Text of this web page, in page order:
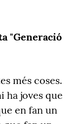
"Generació
més coses.
ha joves que
en fan un